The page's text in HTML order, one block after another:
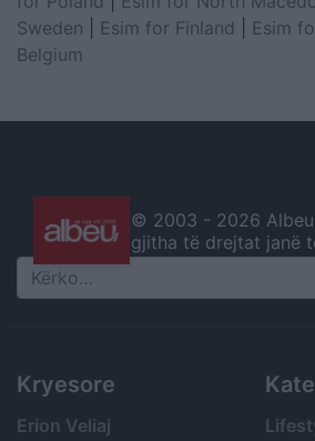
Sweden
Esim for Finland Esim
Belgium
© 2003 - 2026
gjitha të drejtat janë
Search
Kryesore
Erion Veliaj